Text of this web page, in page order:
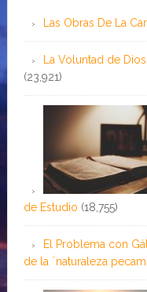
Las Obras De La
La Voluntad de
(23,921)
de Estudio (18,755)
El Problema con
de la ¨naturaleza